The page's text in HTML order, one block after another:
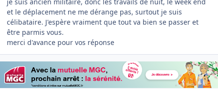
et le déplacement ne me dérange pas, surtout je suis
célibataire. J'espère vraiment que tout va bien se passer et
être parmis vous.
merci d'avance pour vos réponse